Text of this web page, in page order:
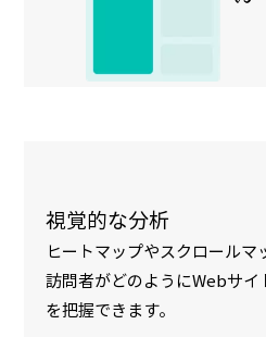
視覚的な分析
ヒートマップやスクロールマ
訪問者がどのようにWebサイ
を把握できます。